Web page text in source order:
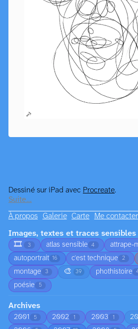
Dessiné sur iPad avec Procreate.
Suite…
À propos Galerie Carte Me contacter
Images, textes et traces sensibles
🎞️
3 atlas sensible 4 attrape-
autoportrait 16 c'est technique 2
montage 3 🎨 39 phothistoire
poésie 5
Archives
2001 5 2002 1 2003 1